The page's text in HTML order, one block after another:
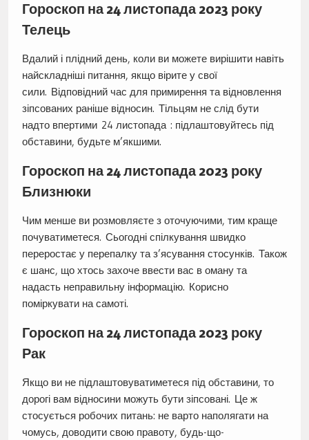
Гороскоп на 24 листопада 2023 року
Телець
Вдалий і плідний день, коли ви можете вирішити навіть
найскладніші питання, якщо вірите у свої
сили. Відповідний час для примирення та відновлення
зіпсованих раніше відносин. Тільцям не слід бути
надто впертими 24 листопада : підлаштовуйтесь під
обставини, будьте м’якшими.
Гороскоп на 24 листопада 2023 року
Близнюки
Чим менше ви розмовляєте з оточуючими, тим краще
почуватиметеся. Сьогодні спілкування швидко
переростає у перепалку та з’ясування стосунків. Також
є шанс, що хтось захоче ввести вас в оману та
надасть неправильну інформацію. Корисно
поміркувати на самоті.
Гороскоп на 24 листопада 2023 року
Рак
Якщо ви не підлаштовуватиметеся під обставини, то
дорогі вам відносини можуть бути зіпсовані. Це ж
стосується робочих питань: не варто наполягати на
чомусь, доводити свою правоту, будь-що-